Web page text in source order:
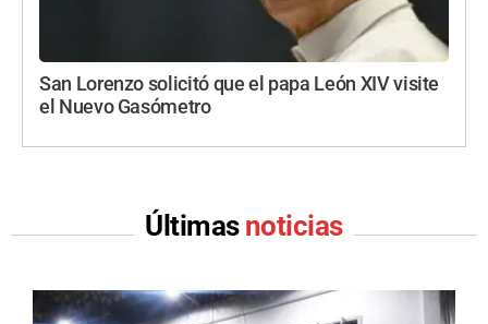
San Lorenzo solicitó que el papa León XIV visite
el Nuevo Gasómetro
Últimas noticias